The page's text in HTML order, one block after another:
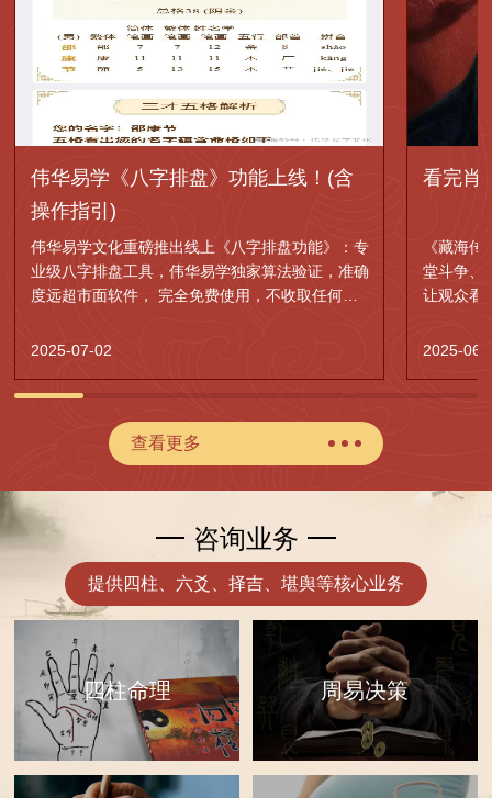
伟华易学《八字排盘》功能上线！(含
操作指引)
伟华易学文化重磅推出线上《八字排盘功能》：专
业级八字排盘工具，伟华易学独家算法验证，准确
度远超市面软件， 完全免费使用，不收取任何费
2025-07-02
看完肖
《藏海
堂斗争、
让观众看
2025-06-
查看更多
咨询业务
提供四柱、六爻、择吉、堪舆等核心业务
四柱命理 周易决策